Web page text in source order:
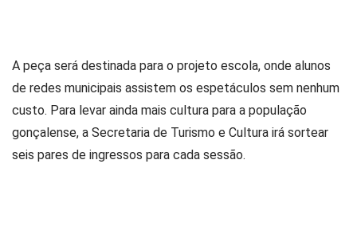
A peça será destinada para o projeto escola, onde alunos
de redes municipais assistem os espetáculos sem nenhum
custo. Para levar ainda mais cultura para a população
gonçalense, a Secretaria de Turismo e Cultura irá sortear
seis pares de ingressos para cada sessão.